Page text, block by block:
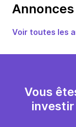
Annonces
Voir toutes les
Vous
investir